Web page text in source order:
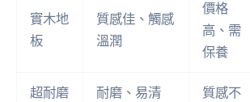
實木地
板
質感佳、觸感
溫潤
價格
高、需
保養
超耐磨
耐磨、易清
質感不